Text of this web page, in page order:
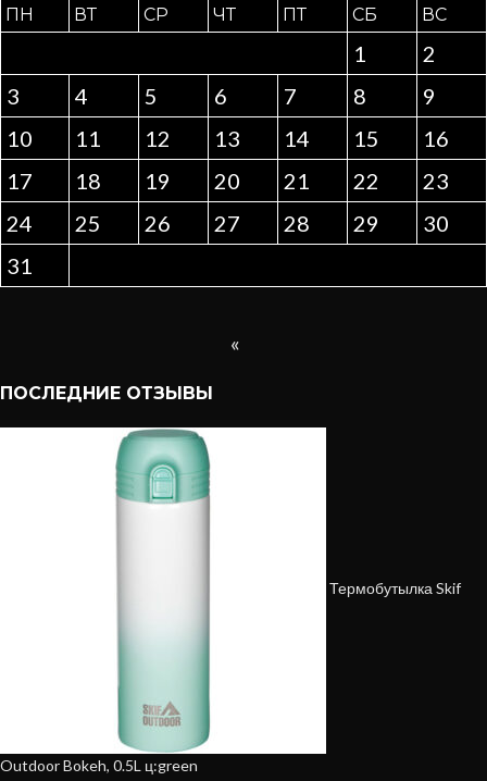
ПН ВТ СР ЧТ ПТ СБ ВС
1
2
3
4 5 6 7 8
9
10
11 12 13 14 15
16
17
18 19 20 21 22
23
24
25 26 27 28 29
30
31
«
ПОСЛЕДНИЕ ОТЗЫВЫ
Термобутылка Skif
Outdoor Bokeh, 0.5L ц:green